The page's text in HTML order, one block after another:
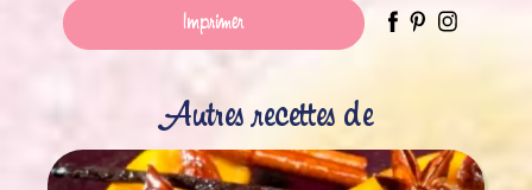
Imprimer
Autres recettes de